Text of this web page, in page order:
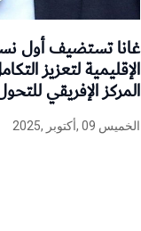
الإقليمية لتعزيز
المركز الإفريقي
الخميس 09 ,أكتوبر ,2025